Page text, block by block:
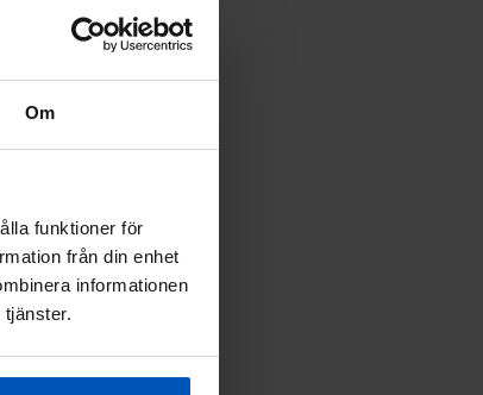
Om
funktioner för
från din enhet
informationen